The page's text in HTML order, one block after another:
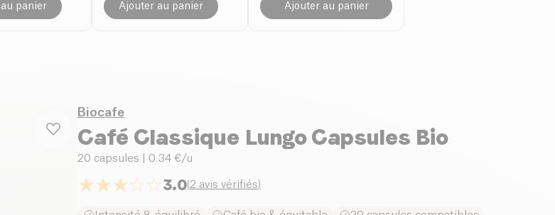
panier Ajouter au panier Ajouter au panier
Biocafe
Café Classique Lungo Capsules Bio
20 capsules | 0.34 €/u
3.0(2 avis vérifiés)